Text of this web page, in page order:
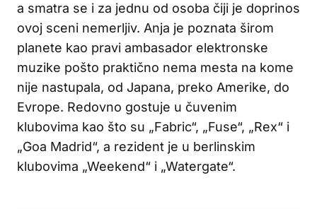
a smatra se i za jednu od osoba čiji je doprinos
ovoj sceni nemerljiv. Anja je poznata širom
planete kao pravi ambasador elektronske
muzike pošto praktično nema mesta na kome
nije nastupala, od Japana, preko Amerike, do
Evrope. Redovno gostuje u čuvenim
klubovima kao što su „Fabric“, „Fuse“, „Rex“ i
„Goa Madrid“, a rezident je u berlinskim
klubovima „Weekend“ i „Watergate“.